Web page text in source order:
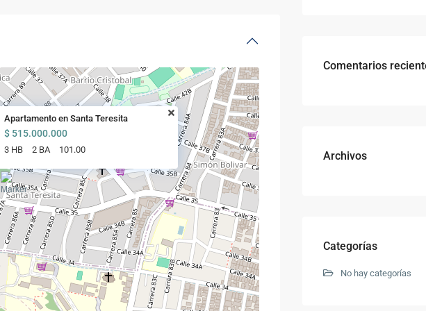
Apartamento en Santa Teresita
$ 515.000.000
3 HB 2 BA 101.00
Comentarios
Archivos
Categorías
No hay categorías